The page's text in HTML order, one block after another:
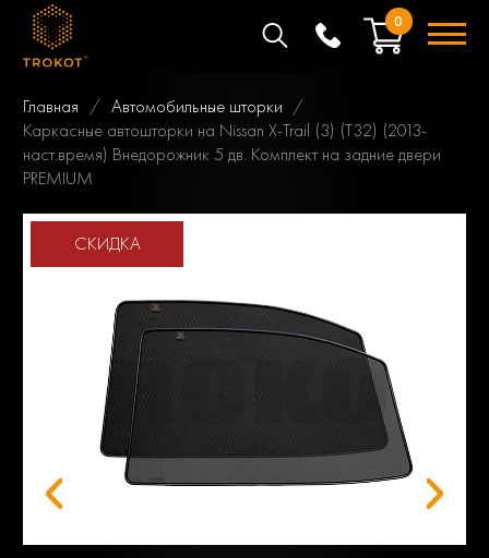
0
Главная
Автомобильные шторки
Каркасные автошторки на Nissan X-Trail (3) (Т32) (2013-
наст.время) Внедорожник 5 дв. Комплект на задние двери
PREMIUM
СКИДКА